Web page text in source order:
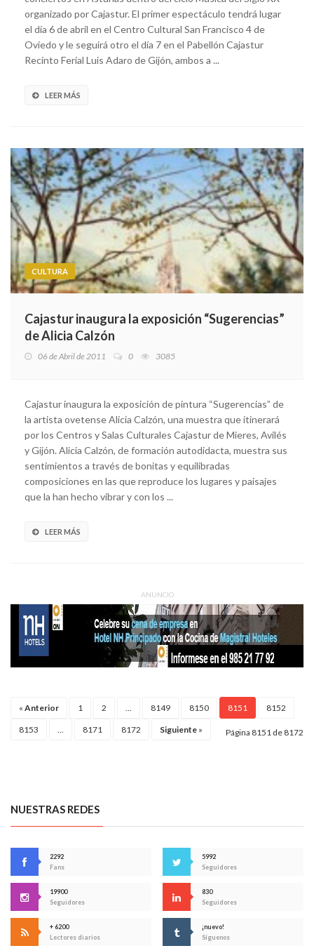
organizado por Cajastur. El primer espectáculo tendrá lugar
el día 6 de abril en el Centro Cultural San Francisco 4 de
Oviedo y le seguirá otro el día 7 en el Pabellón Cajastur
Recinto Ferial Luis Adaro de Gijón, ambos a ...
LEER MÁS
CULTURA
Cajastur inaugura la exposición “Sugerencias”
de Alicia Calzón
06 de Abril de 2011 0 3085
Cajastur inaugura la exposición de pintura “Sugerencias” de
la artista ovetense Alicia Calzón, una muestra que itinerará
por los Centros y Salas Culturales Cajastur de Mieres, Avilés
y Gijón. Alicia Calzón, de formación autodidacta, muestra sus
sentimientos a través de bonitas y equilibradas
composiciones en las que reproduce los lugares y paisajes
que la han hecho vibrar y con los ...
LEER MÁS
ANUNCIO
« Anterior 1 2 8149 8150 8151 8152
8153 8171 8172 Siguiente » Página 8151 de 8172
NUESTRAS REDES
2292
Fans
5992
Seguidores
19900
Seguidores
830
Seguidores
+ 6200
Lectores diarios
¡nuevo!
Síguenos